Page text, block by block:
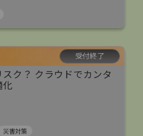
受付終了
ク？ クラウドでカンタ
化
災害対策